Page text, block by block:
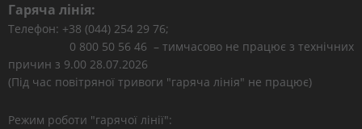
Гаряча лінія:
Телефон: +38 (044) 254 29 76;
0 800 50 56 46 – тимчасово не працює з технічних
причин з 9.00 28.07.2026
(Під час повітряної тривоги "гаряча лінія" не працює)
Режим роботи "гарячої лінії":